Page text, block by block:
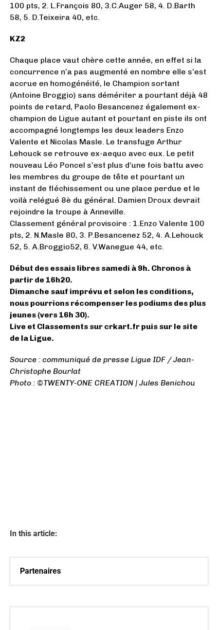
100 pts, 2. L.François 80, 3.C.Auger 58, 4. D.Barth
58, 5. D.Teixeira 40, etc.
KZ2
Chaque place vaut chère cette année, en effet si la
concurrence n’a pas augmenté en nombre elle s’est
accrue en homogénéité, le Champion sortant
(Antoine Broggio) sans démériter a pourtant déjà 48
points de retard, Paolo Besancenez également ex-
champion de Ligue autant et pourtant en piste ils ont
accompagné longtemps les deux leaders Enzo
Valente et Nicolas Masle. Le transfuge Arthur
Lehouck se retrouve ex-aequo avec eux. Le petit
nouveau Léo Poncel s’est plus d’une fois battu avec
les membres du groupe de tête et pourtant un
instant de fléchissement ou une place perdue et le
voilà relégué 8è du général. Damien Droux devrait
rejoindre la troupe à Anneville.
Classement général provisoire : 1.Enzo Valente 100
pts, 2. N.Masle 80, 3. P.Besancenez 52, 4. A.Lehouck
52, 5. A.Broggio52, 6. V.Wanegue 44, etc.
Début des essais libres samedi à 9h. Chronos à
partir de 16h20.
Dimanche sauf imprévu et selon les conditions,
nous pourrions récompenser les podiums des plus
jeunes (vers 16h 30).
Live et Classements sur crkart.fr puis sur le site
de la Ligue.
Source : communiqué de presse Ligue IDF / Jean-
Christophe Bourlat
Photo : ©TWENTY-ONE CREATION | Jules Benichou
In this article:
Partenaires